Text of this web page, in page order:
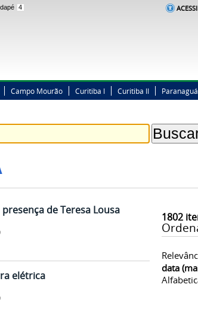
4
Campo Mourão Curitiba I Curitiba II Paranaguá
1802
data
de Teresa Lousa
elétrica